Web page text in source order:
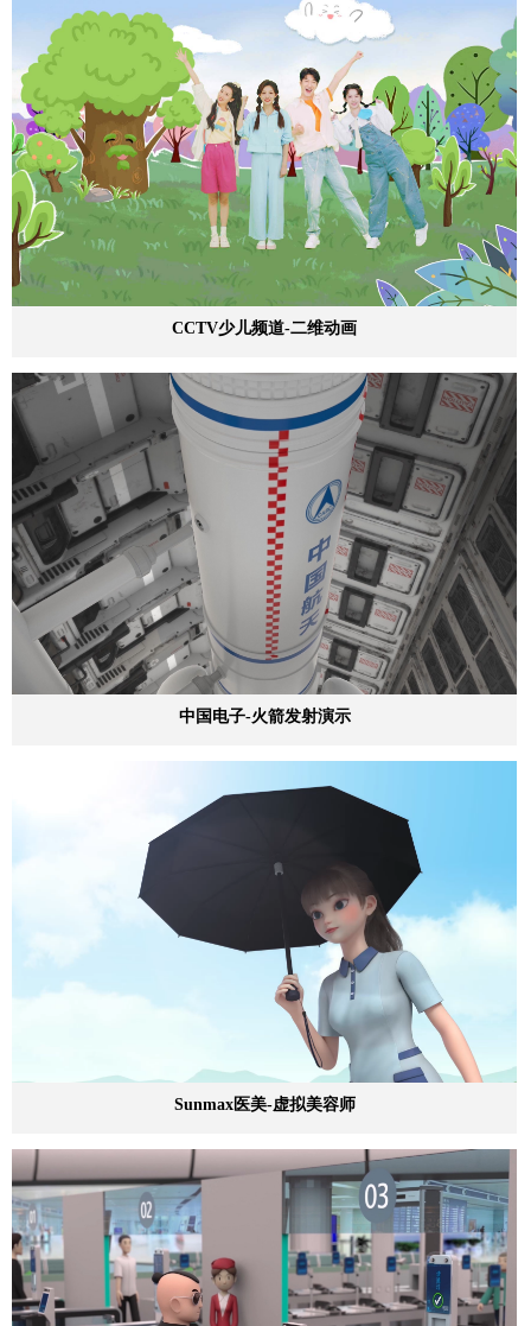
CCTV少儿频道-二维动画
中国电子-火箭发射演示
Sunmax医美-虚拟美容师